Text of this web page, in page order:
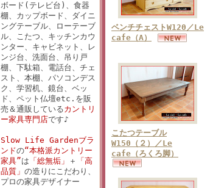
ボード(テレビ台)、食器
棚、カップボード、ダイニ
ングテーブル、ローテーブ
ル、こたつ、キッチンカウ
ンター、キャビネット、レ
ンジ台、洗面台、吊り戸
棚、下駄箱、電話台、チェ
スト、本棚、パソコンデス
ク、学習机、鏡台、ベッ
ド、ペット仏壇etc.を販
売＆通販しているカントリ
ー家具専門店です♪
Slow Life Gardenブラ
ンドの“本格派カントリー
家具”は 「総無垢」 ＋
「高
品質」 の造りにこだわり、
プロの家具デザイナー
ベンチチェストW120／Le
cafe（A）
こたつテーブル
W150（２）／Le
cafe（ろくろ脚）